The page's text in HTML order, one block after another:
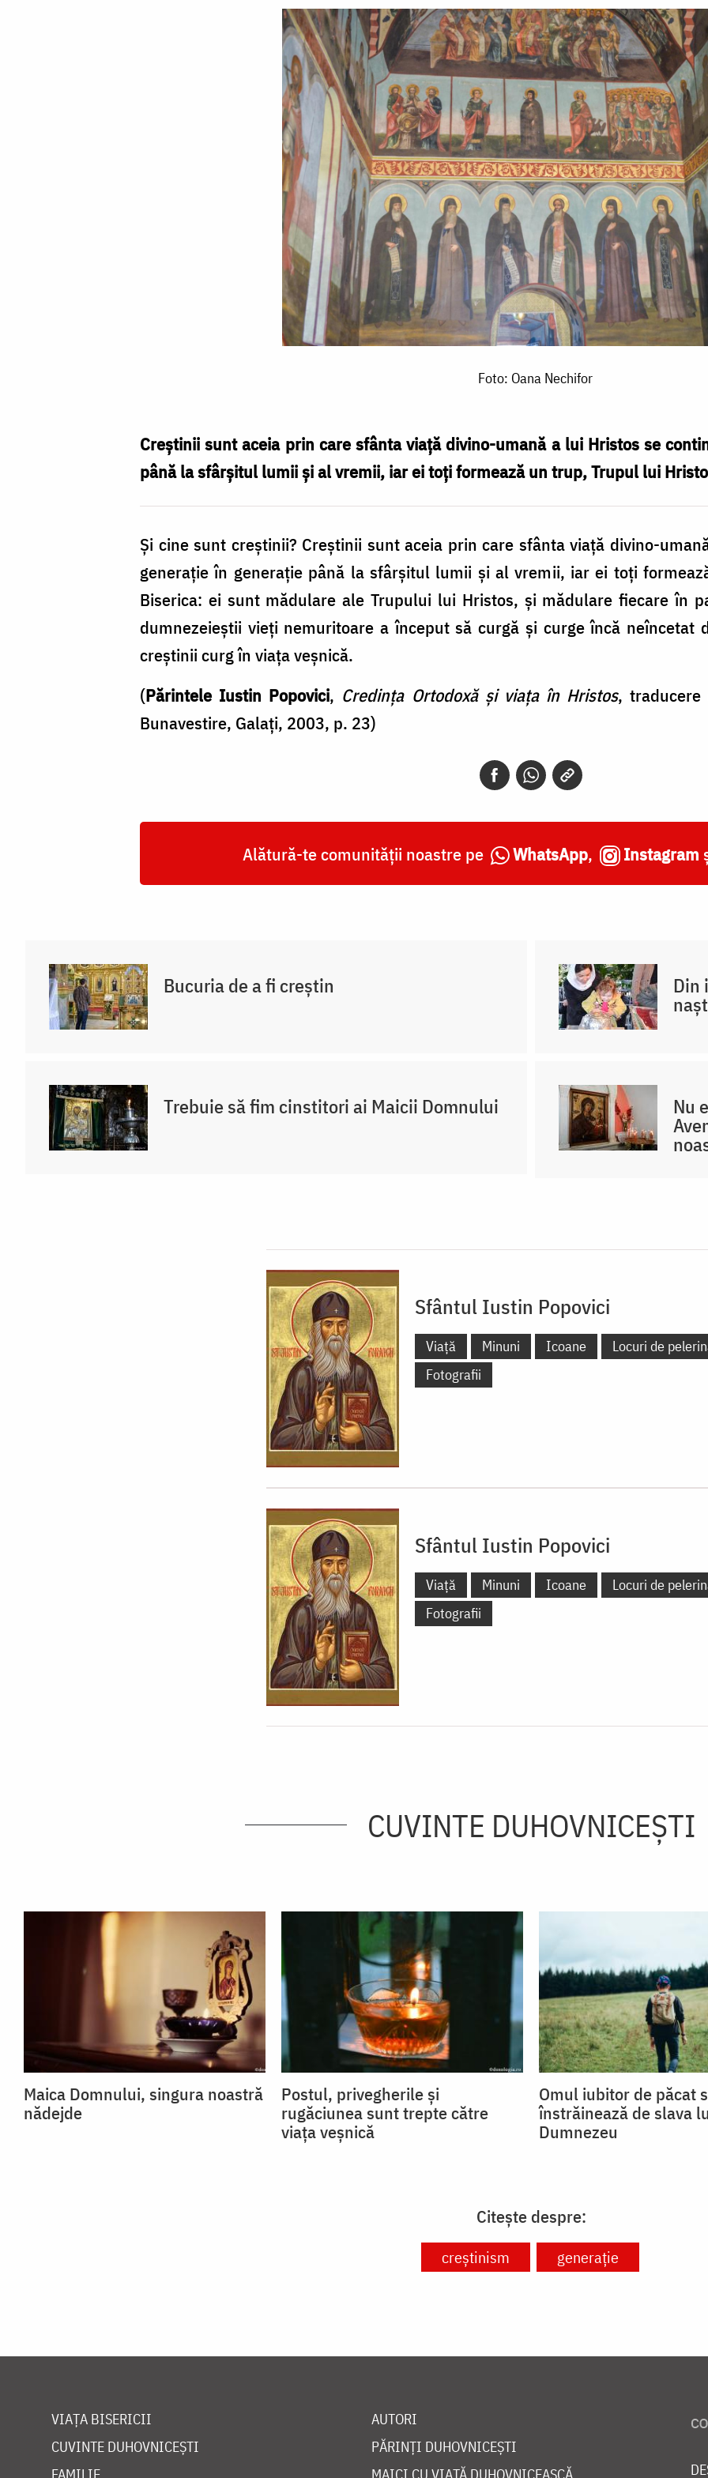
Foto: Oana Nechifor
Creştinii sunt aceia prin care sfânta viaţă divino-umană a lui Hristos se
până la sfârşitul lumii şi al vremii, iar ei toţi formează un trup, Trupul lui
Şi cine sunt creştinii? Creştinii sunt aceia prin care sfânta viaţă divino-
generaţie în generaţie până la sfârşitul lumii şi al vremii, iar ei toţi
Biserica: ei sunt mădulare ale Trupului lui Hristos, şi mădulare fiecare în
dumnezeieştii vieţi nemuritoare a început să curgă şi curge încă neîncetat
creştinii curg în viaţa veşnică.
(Părintele Iustin Popovici, Credința Ortodoxă și viața în Hristos,
Bunavestire, Galaţi, 2003, p. 23)
Alătură-te comunității noastre pe WhatsApp, Instagram
Bucuria de a fi creștin Din
Trebuie să fim cinstitori ai Maicii Domnului Nu
Sfântul Iustin Popovici
Viață Minuni Icoane Locuri de
Fotografii
Sfântul Iustin Popovici
Viață Minuni Icoane Locuri de
Fotografii
CUVINTE DUHOVNICEȘTI
Maica Domnului, singura noastră
nădejde
Postul, privegherile și
rugăciunea sunt trepte către
viața veșnică
Omul iubitor de păcat
înstrăinează de slava
Dumnezeu
Citește despre:
creștinism generație
VIAȚA BISERICII
CUVINTE DUHOVNICEȘTI
FAMILIE
AUTORI
PĂRINȚI DUHOVNICEȘTI
MAICI CU VIAȚĂ DUHOVNICEASCĂ